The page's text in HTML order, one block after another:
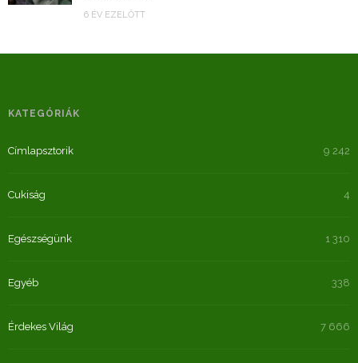
6 ÉV EZELŐTT
KATEGÓRIÁK
Címlapsztorik 9 242
Cukiság 4
Egészségünk 1 310
Egyéb 338
Érdekes Világ 7 666